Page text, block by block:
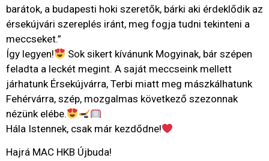
barátok, a budapesti hoki szeretők, bárki aki érdeklődik az
érsekújvári szereplés iránt, meg fogja tudni tekinteni a
meccseket.”
Így legyen!
Sok sikert kívánunk Mogyinak, bár szépen
feladta a leckét megint. A saját meccseink mellett
járhatunk Érsekújvárra, Terbi miatt meg mászkálhatunk
Fehérvárra, szép, mozgalmas következő szezonnak
nézünk elébe.
Hála Istennek, csak már kezdődne!
Hajrá MAC HKB Újbuda!